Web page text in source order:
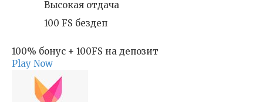
Высокая отдача
100 FS бездеп
100% бонус + 100FS на депозит
Play Now